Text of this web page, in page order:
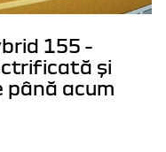
155 -
și
până acum